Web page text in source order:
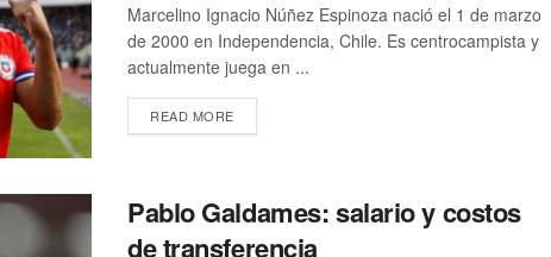
Marcelino Ignacio Núñez Espinoza nació el 1 de marzo
de 2000 en Independencia, Chile. Es centrocampista y
actualmente juega en ...
READ MORE
Pablo Galdames: salario y costos
de transferencia